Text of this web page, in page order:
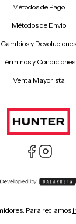
Métodos de Pago
Métodos de Envio
Cambios y Devoluciones
Términos y Condiciones
Venta Mayorista
Para reclamos